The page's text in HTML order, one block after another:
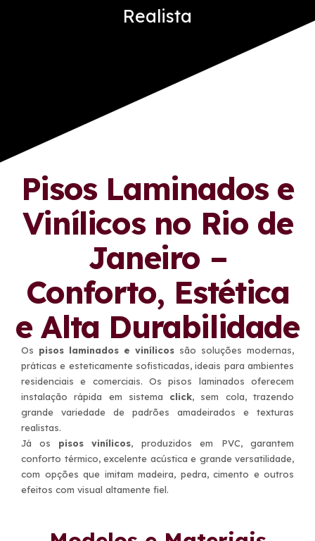
Realista
Pisos Laminados e
Vinílicos no Rio de
Janeiro –
Conforto, Estética
e Alta Durabilidade
Os pisos laminados e vinílicos são soluções modernas,
práticas e esteticamente sofisticadas, ideais para ambientes
residenciais e comerciais. Os pisos laminados oferecem
instalação rápida em sistema click, sem cola, trazendo
grande variedade de padrões amadeirados e texturas
realistas.
Já os pisos vinílicos, produzidos em PVC, garantem
conforto térmico, excelente acústica e grande versatilidade,
com opções que imitam madeira, pedra, cimento e outros
efeitos com visual altamente fiel.